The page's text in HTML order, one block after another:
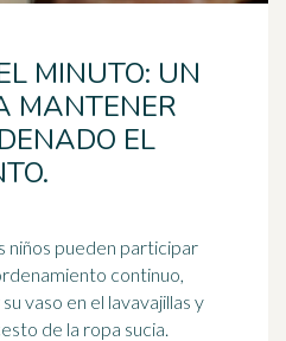
MINUTO: UN
MANTENER
EL
niños pueden participar
continuo,
vaso en el lavavajillas y
de la ropa sucia.